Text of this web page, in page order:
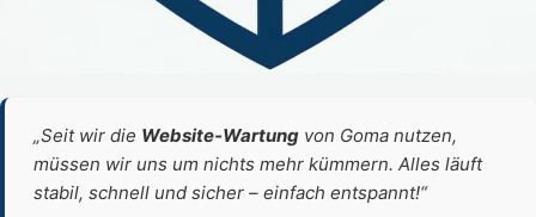
„Seit wir die Website‑Wartung von Goma nutzen,
müssen wir uns um nichts mehr kümmern. Alles läuft
stabil, schnell und sicher – einfach entspannt!“